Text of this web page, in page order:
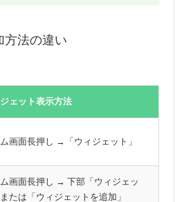
方法の違い
ェット表示方法
画面長押し →「ウィジェット」
画面長押し → 下部「ウィジェッ
または「ウィジェットを追加」